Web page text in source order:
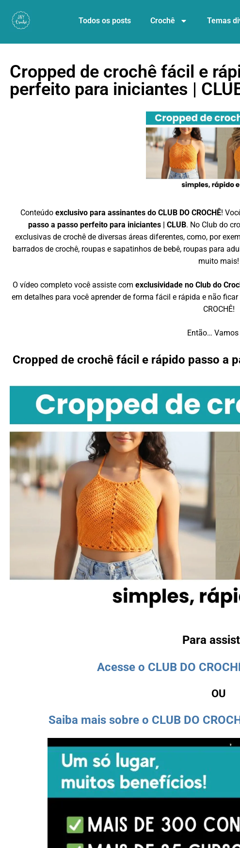
Todos os posts Crochê Temas
Cropped de crochê fácil e
perfeito para iniciantes |
Conteúdo exclusivo para assinantes do CLUB DO CROCHÊ!
passo a passo perfeito para iniciantes | CLUB. No Club do
exclusivas de crochê de diversas áreas diferentes, como, por
barrados de crochê, roupas e sapatinhos de bebê, roupas para
muito mais!
O vídeo completo você assiste com exclusividade no Club do
em detalhes para você aprender de forma fácil e rápida e não
CROCHÊ!
Então… Vamos
Cropped de crochê fácil e rápido passo a
Para
Acesse o CLUB DO
OU
Saiba mais sobre o CLUB DO